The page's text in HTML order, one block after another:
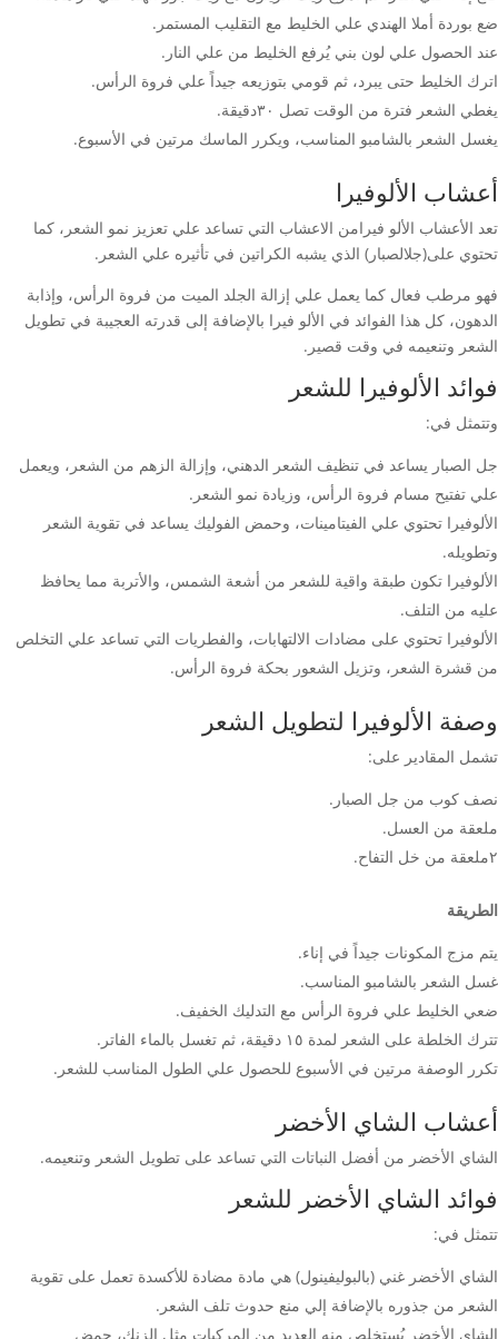
ضع بوردة أملا الهندي علي الخليط مع التقليب المستمر.
عند الحصول علي لون بني يُرفع الخليط من علي النار.
اترك الخليط حتى يبرد، ثم قومي بتوزيعه جيداً علي فروة الرأس.
يغطي الشعر فترة من الوقت تصل ٣٠دقيقة.
يغسل الشعر بالشامبو المناسب، ويكرر الماسك مرتين في الأسبوع.
أعشاب الألوفيرا
تعد الأعشاب الألو فيرامن الاعشاب التي تساعد علي تعزيز نمو الشعر، كما
تحتوي على(جلالصبار) الذي يشبه الكراتين في تأثيره علي الشعر.
فهو مرطب فعال كما يعمل علي إزالة الجلد الميت من فروة الرأس، وإذابة
الدهون، كل هذا الفوائد في الألو فيرا بالإضافة إلى قدرته العجيبة في تطويل
الشعر وتنعيمه في وقت قصير.
فوائد الألوفيرا للشعر
وتتمثل في:
جل الصبار يساعد في تنظيف الشعر الدهني، وإزالة الزهم من الشعر، ويعمل
علي تفتيح مسام فروة الرأس، وزيادة نمو الشعر.
الألوفيرا تحتوي علي الفيتامينات، وحمض الفوليك يساعد في تقوية الشعر
وتطويله.
الألوفيرا تكون طبقة واقية للشعر من أشعة الشمس، والأتربة مما يحافظ
عليه من التلف.
الألوفيرا تحتوي على مضادات الالتهابات، والفطريات التي تساعد علي التخلص
من قشرة الشعر، وتزيل الشعور بحكة فروة الرأس.
وصفة الألوفيرا لتطويل الشعر
تشمل المقادير على:
نصف كوب من جل الصبار.
ملعقة من العسل.
٢ملعقة من خل التفاح.
الطريقة
يتم مزج المكونات جيداً في إناء.
غسل الشعر بالشامبو المناسب.
ضعي الخليط علي فروة الرأس مع التدليك الخفيف.
تترك الخلطة على الشعر لمدة ١٥ دقيقة، ثم تغسل بالماء الفاتر.
تكرر الوصفة مرتين في الأسبوع للحصول علي الطول المناسب للشعر.
أعشاب الشاي الأخضر
الشاي الأخضر من أفضل النباتات التي تساعد على تطويل الشعر وتنعيمه.
فوائد الشاي الأخضر للشعر
تتمثل في:
الشاي الأخضر غني (بالبوليفينول) هي مادة مضادة للأكسدة تعمل على تقوية
الشعر من جذوره بالإضافة إلي منع حدوث تلف الشعر.
الشاي الأخضر يُستخلص منه العديد من المركبات مثل الزنك، حمض